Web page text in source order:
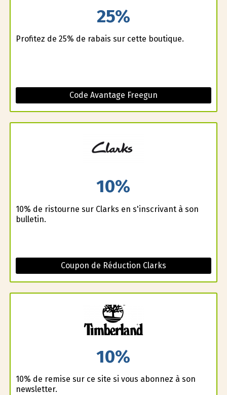
25%
Profitez de 25% de rabais sur cette boutique.
Code Avantage Freegun
10%
10% de ristourne sur Clarks en s'inscrivant à son
bulletin.
Coupon de Réduction Clarks
10%
10% de remise sur ce site si vous abonnez à son
newsletter.